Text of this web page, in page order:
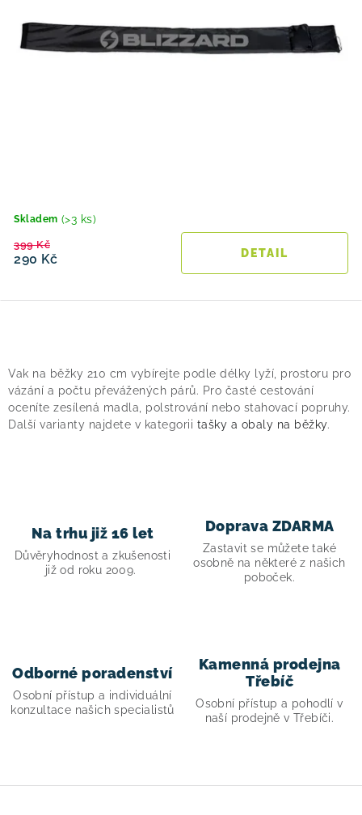
Skladem (>3 ks)
290 Kč
399 Kč
v
l
á
d
v
p
s
Vak na běžky 210 cm vybírejte podle délky lyží, prostoru pro
vázání a počtu převážených párů. Pro časté cestování
oceníte zesílená madla, polstrování nebo stahovací popruhy.
Další varianty najdete v kategorii tašky a obaly na běžky.
Na trhu již 16 let
Důvěryhodnost a zkušenosti
již od roku 2009.
Doprava ZDARMA
Zastavit se můžete také
osobně na některé z našich
poboček.
Odborné poradenství
Osobní přístup a individuální
konzultace našich specialistů
Kamenná prodejna
Třebíč
Osobní přístup a pohodlí v
naší prodejně v Třebíči.